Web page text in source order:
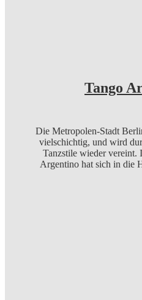
Tango
Die Metropolen-Stadt
vielschichtig, und wird
Tanzstile wieder vereint.
Argentino hat sich in die